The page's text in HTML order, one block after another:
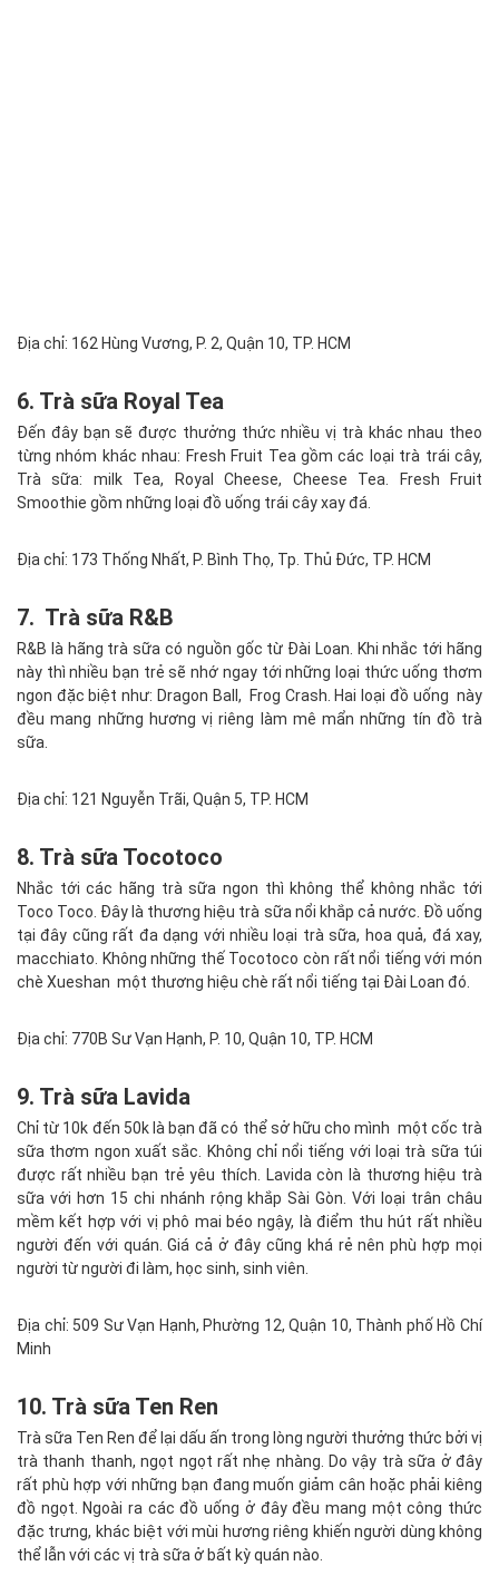
Địa chỉ: 162 Hùng Vương, P. 2, Quận 10, TP. HCM
6. Trà sữa Royal Tea
Đến đây bạn sẽ được thưởng thức nhiều vị trà khác nhau theo
từng nhóm khác nhau: Fresh Fruit Tea gồm các loại trà trái cây,
Trà sữa: milk Tea, Royal Cheese, Cheese Tea. Fresh Fruit
Smoothie gồm những loại đồ uống trái cây xay đá.
Địa chỉ: 173 Thống Nhất, P. Bình Thọ, Tp. Thủ Đức, TP. HCM
7. Trà sữa R&B
R&B là hãng trà sữa có nguồn gốc từ Đài Loan. Khi nhắc tới hãng
này thì nhiều bạn trẻ sẽ nhớ ngay tới những loại thức uống thơm
ngon đặc biệt như: Dragon Ball, Frog Crash. Hai loại đồ uống này
đều mang những hương vị riêng làm mê mẩn những tín đồ trà
sữa.
Địa chỉ: 121 Nguyễn Trãi, Quận 5, TP. HCM
8. Trà sữa Tocotoco
Nhắc tới các hãng trà sữa ngon thì không thể không nhắc tới
Toco Toco. Đây là thương hiệu trà sữa nổi khắp cả nước. Đồ uống
tại đây cũng rất đa dạng với nhiều loại trà sữa, hoa quả, đá xay,
macchiato. Không những thế Tocotoco còn rất nổi tiếng với món
chè Xueshan một thương hiệu chè rất nổi tiếng tại Đài Loan đó.
Địa chỉ: 770B Sư Vạn Hạnh, P. 10, Quận 10, TP. HCM
9. Trà sữa Lavida
Chỉ từ 10k đến 50k là bạn đã có thể sở hữu cho mình một cốc trà
sữa thơm ngon xuất sắc. Không chỉ nổi tiếng với loại trà sữa túi
được rất nhiều bạn trẻ yêu thích. Lavida còn là thương hiệu trà
sữa với hơn 15 chi nhánh rộng khắp Sài Gòn. Với loại trân châu
mềm kết hợp với vị phô mai béo ngậy, là điểm thu hút rất nhiều
người đến với quán. Giá cả ở đây cũng khá rẻ nên phù hợp mọi
người từ người đi làm, học sinh, sinh viên.
Địa chỉ: 509 Sư Vạn Hạnh, Phường 12, Quận 10, Thành phố Hồ Chí
Minh
10. Trà sữa Ten Ren
Trà sữa Ten Ren để lại dấu ấn trong lòng người thưởng thức bởi vị
trà thanh thanh, ngọt ngọt rất nhẹ nhàng. Do vậy trà sữa ở đây
rất phù hợp với những bạn đang muốn giảm cân hoặc phải kiêng
đồ ngọt. Ngoài ra các đồ uống ở đây đều mang một công thức
đặc trưng, khác biệt với mùi hương riêng khiến người dùng không
thể lẫn với các vị trà sữa ở bất kỳ quán nào.